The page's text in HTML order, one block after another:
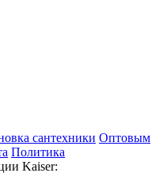
сантехники Оптовым
Политика
Kaiser: